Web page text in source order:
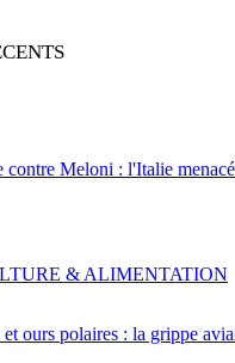
contre Meloni : l'Italie
ours polaires : la grippe
& ALIMENTATION